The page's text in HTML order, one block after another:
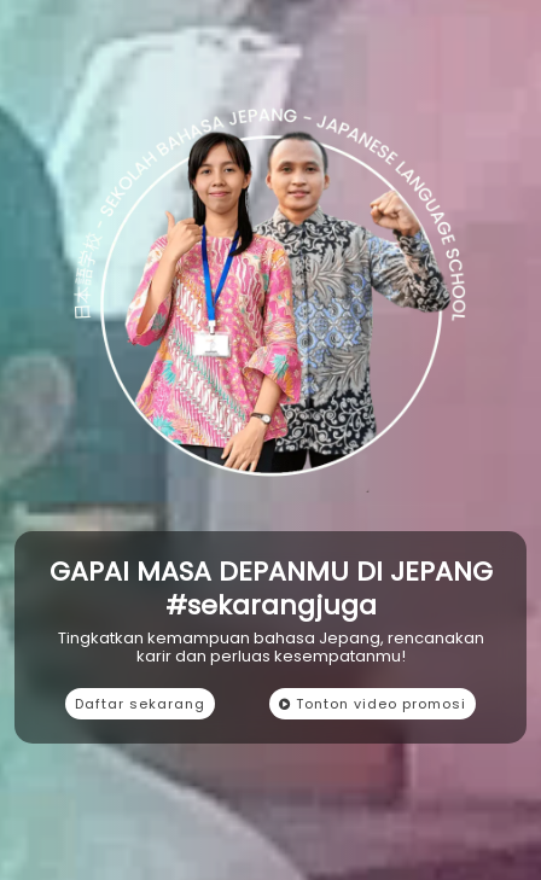
GAPAI MASA DEPANMU DI JEPANG
#sekarangjuga
Tingkatkan kemampuan bahasa Jepang, rencanakan
karir dan perluas kesempatanmu!
Daftar sekarang Tonton video promosi